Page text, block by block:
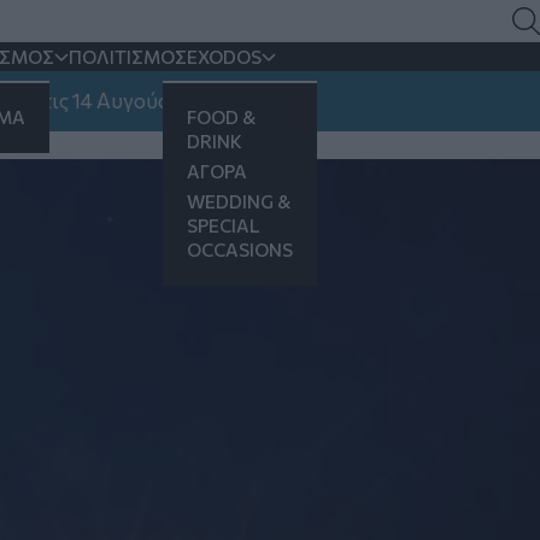
ΠΟΛΙΤΙΣΜΟΣEXODOS
FOOD &
DRINK
ΑΓΟΡΑ
WEDDING &
SPECIAL
OCCASIONS
14 Αυγούστου
Περιφερειακή Οδό το